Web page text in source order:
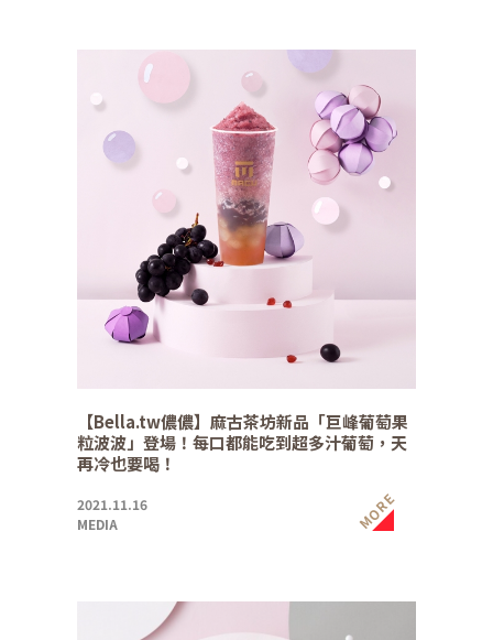
【Bella.tw儂儂】麻古茶坊新品「巨峰葡萄果
粒波波」登場！每口都能吃到超多汁葡萄，天
再冷也要喝！
2021.11.16
MEDIA
MORE